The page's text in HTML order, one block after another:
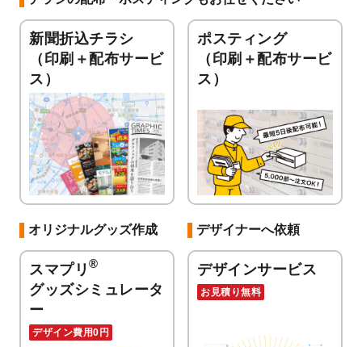
新聞折込チラシ
（印刷＋配布サービ
ス）
ポスティング
（印刷＋配布サービ
ス）
オリジナルグッズ作成
スマプリ ®
グッズシミュレータ
ー
デザイン費用0円
デザイナーへ依頼
デザインサービス
お見積り無料